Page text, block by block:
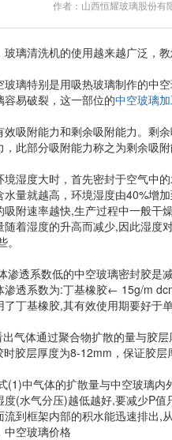
作者：山西恒耀玻璃股份有
璃清洗机的使用越来越广泛，
璃特别是用吸热玻璃制作的中
易破裂，这一部位的中空玻璃
吸附能力和剩余吸附能力。剩
此部分吸附能力称之为剩余吸
湿度大时，首先密封于空气中
量就越高，环境湿度由40%增
附速率越快,生产过程中一般
着湿度的升高而减少,因此湿
渗透系数低的中空玻璃密封胶
渗透系数为:丁基橡胶← 15g/m
丁基橡胶,其有效使用期要好
气体通过聚合物扩散的量与胶
胶层厚度为8-12mm，保证胶
(1)中气体的扩散量与中空玻璃
(水气分压)越低越好,要减少P
到框架内部的积水能迅速排出,
中空玻璃价格